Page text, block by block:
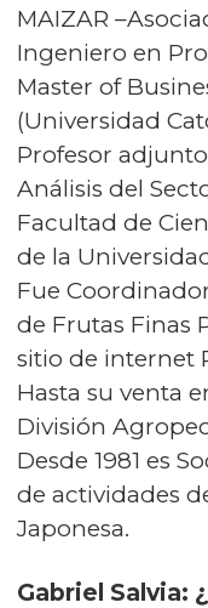
MAIZAR
Ingeniero en
Master of
(Universidad
Profesor
Análisis del
Facultad de
de la
Fue
de Frutas Finas
sitio de internet
Hasta su venta
División
Desde 1981 es
de actividades
Japonesa.
Gabriel Salvia: